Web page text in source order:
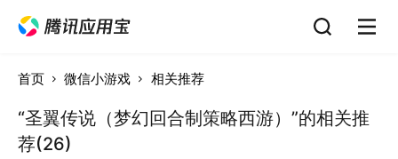
首页 微信小游戏 相关推荐
“圣翼传说（梦幻回合制策略西游）”的相关推
荐(26)